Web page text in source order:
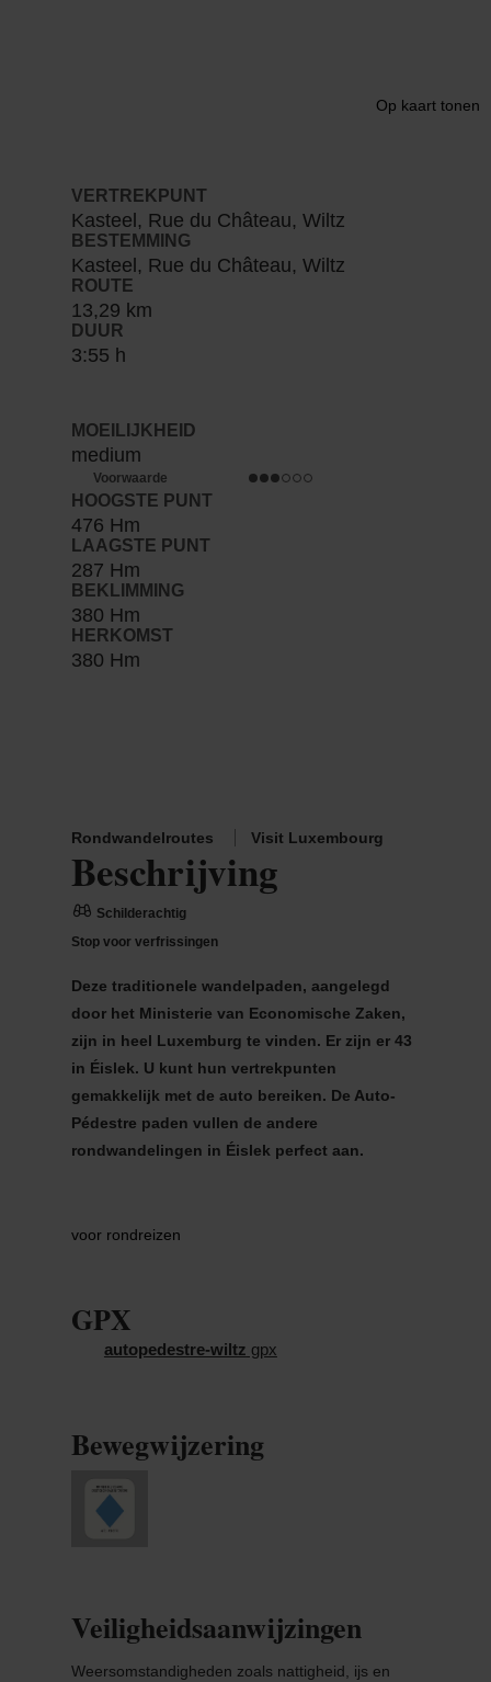
Op kaart tonen
VERTREKPUNT
Kasteel, Rue du Château, Wiltz
BESTEMMING
Kasteel, Rue du Château, Wiltz
ROUTE
13,29 km
DUUR
3:55 h
MOEILIJKHEID
medium
Voorwaarde
HOOGSTE PUNT
476 Hm
LAAGSTE PUNT
287 Hm
BEKLIMMING
380 Hm
HERKOMST
380 Hm
Rondwandelroutes Visit Luxembourg
Beschrijving
Schilderachtig
Stop voor verfrissingen
Deze traditionele wandelpaden, aangelegd
door het Ministerie van Economische Zaken,
zijn in heel Luxemburg te vinden. Er zijn er 43
in Éislek. U kunt hun vertrekpunten
gemakkelijk met de auto bereiken. De Auto-
Pédestre paden vullen de andere
rondwandelingen in Éislek perfect aan.
voor rondreizen
GPX
autopedestre-wiltz gpx
Bewegwijzering
Veiligheidsaanwijzingen
Weersomstandigheden zoals nattigheid, ijs en